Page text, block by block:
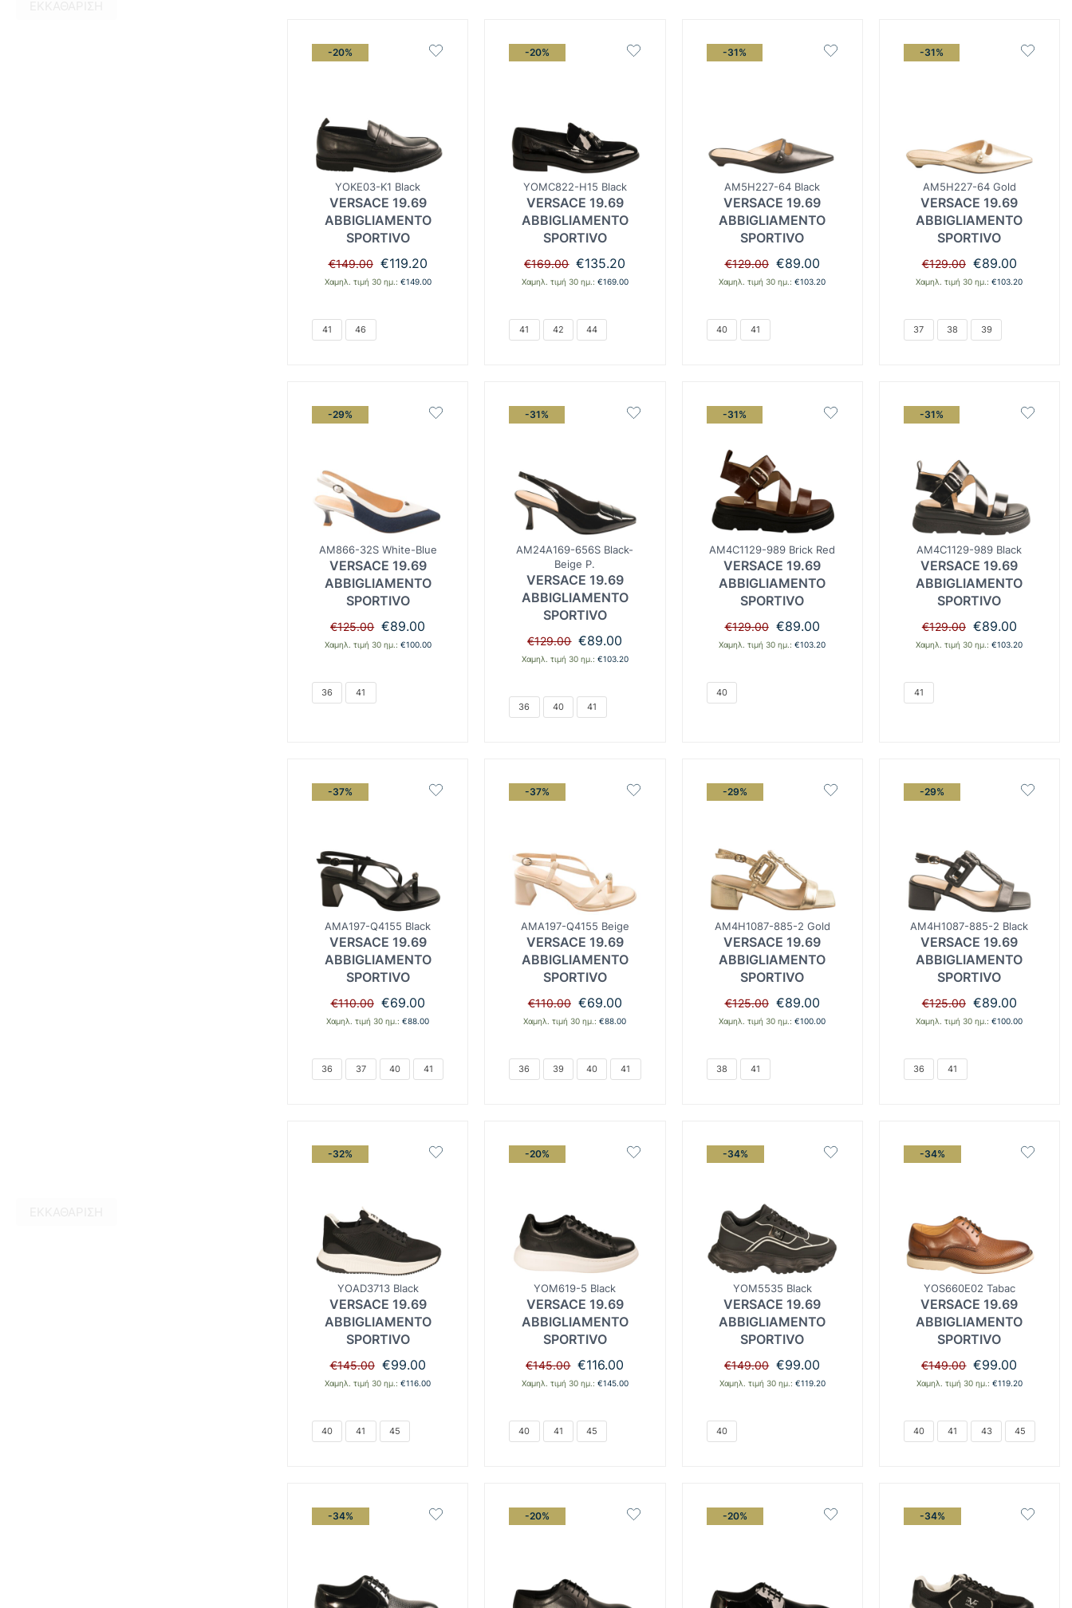
-20%
YOKE03-K1 Black
VERSACE 19.69
ABBIGLIAMENTO
SPORTIVO
€149.00 Original
price
was:
€119.20Η
τρέχουσα
Χαμηλ. τιμή 30 ημ.: €149.00
41 46
-20%
YOMC822-H15 Black
VERSACE 19.69
ABBIGLIAMENTO
SPORTIVO
€169.00 Original
price
was:
€135.20
τρέχουσα
Χαμηλ. τιμή 30 ημ.: €169.00
41 42 44
-31%
AM5H227-64 Black
VERSACE 19.69
ABBIGLIAMENTO
SPORTIVO
€129.00 Original
price
was:
€89.00Η
τρέχουσα
Χαμηλ. τιμή 30 ημ.:€103.20
40 41
-31%
AM5H227-64 Gold
VERSACE 19.69
ABBIGLIAMENTO
SPORTIVO
€129.00 Original
price
was:
€89.00Η
τρέχουσα
Χαμηλ. τιμή 30 ημ.:€103.20
37 38 39
-29%
AM866-32S White-Blue
VERSACE 19.69
ABBIGLIAMENTO
SPORTIVO
€125.00 Original
was:
€89.00
τιμή
Χαμηλ. τιμή 30 ημ.: €100.00
36 41
-31%
AM24A169-656S Black-
Beige P.
VERSACE 19.69
ABBIGLIAMENTO
SPORTIVO
€129.00 Original
was:
€89.00
τιμή
Χαμηλ. τιμή 30 ημ.: €103.20
36 40 41
-31%
AM4C1129-989 Brick Red
VERSACE 19.69
ABBIGLIAMENTO
SPORTIVO
€129.00 Original
was:
€89.00Η
τιμή
Χαμηλ. τιμή 30 ημ.:€103.20
40
-31%
AM4C1129-989 Black
VERSACE 19.69
ABBIGLIAMENTO
SPORTIVO
€129.00 Original
was:
€89.00Η
τιμή
Χαμηλ. τιμή 30 ημ.:€103.20
41
-37%
AMA197-Q4155 Black
VERSACE 19.69
ABBIGLIAMENTO
SPORTIVO
€110.00 Original
was:
€69.00Η
€69.00.
Χαμηλ. τιμή 30 ημ.:€88.00
36 37 40 41
-37%
AMA197-Q4155 Beige
VERSACE 19.69
ABBIGLIAMENTO
SPORTIVO
€110.00 Original
was:
€69.00Η
€69.00.
Χαμηλ. τιμή 30 ημ.:€88.00
36 39 40 41
-29%
AM4H1087-885-2 Gold
VERSACE 19.69
ABBIGLIAMENTO
SPORTIVO
€125.00 Original
was:
€89.00Η
Χαμηλ. τιμή 30 ημ.:€100.00
38 41
-29%
AM4H1087-885-2 Black
VERSACE 19.69
ABBIGLIAMENTO
SPORTIVO
€125.00 Original
was:
€89.00Η
Χαμηλ. τιμή 30 ημ.:€100.00
36 41
-32%
YOAD3713 Black
VERSACE 19.69
ABBIGLIAMENTO
SPORTIVO
€145.00 Original
was:
€99.00Η
Χαμηλ. τιμή 30 ημ.:€116.00
40 41 45
-20%
YOM619-5 Black
VERSACE 19.69
ABBIGLIAMENTO
SPORTIVO
€145.00 Original
was:
€116.00
Χαμηλ. τιμή 30 ημ.: €145.00
40 41 45
-34%
YOM5535 Black
VERSACE 19.69
ABBIGLIAMENTO
SPORTIVO
€149.00 Original
was:
€99.00
Χαμηλ. τιμή 30 ημ.: €119.20
40
-34%
YOS660E02 Tabac
VERSACE 19.69
ABBIGLIAMENTO
SPORTIVO
€149.00 Original
was:
€99.00
€99.00.
Χαμηλ. τιμή 30 ημ.: €119.20
40 41 43 45
-34% -20% -20% -34%